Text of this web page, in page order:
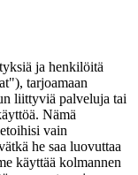
ja henkilöitä
tarjoamaan
liittyviä palveluja tai
Nämä
vain
he saa luovuttaa
käyttää kolmannen